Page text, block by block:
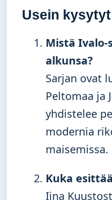
Usein
Mistä Ivalo-
alkunsa?
Sarjan ovat
Peltomaa ja
yhdistelee
modernia
maisemissa.
Kuka
Iina